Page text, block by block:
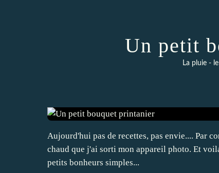
Un petit
La pluie -
Aujourd'hui pas de recettes, pas envie.... Par
chaud que j'ai sorti mon appareil photo. Et
petits bonheurs simples...